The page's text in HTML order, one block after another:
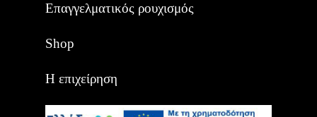
Επαγγελματικός ρουχισμός
Shop
Η επιχείρηση